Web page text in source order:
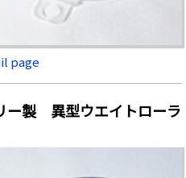
page
ー製 異型ウエイトローラ